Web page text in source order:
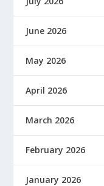
June 2026
May 2026
April 2026
March 2026
February 2026
January 2026